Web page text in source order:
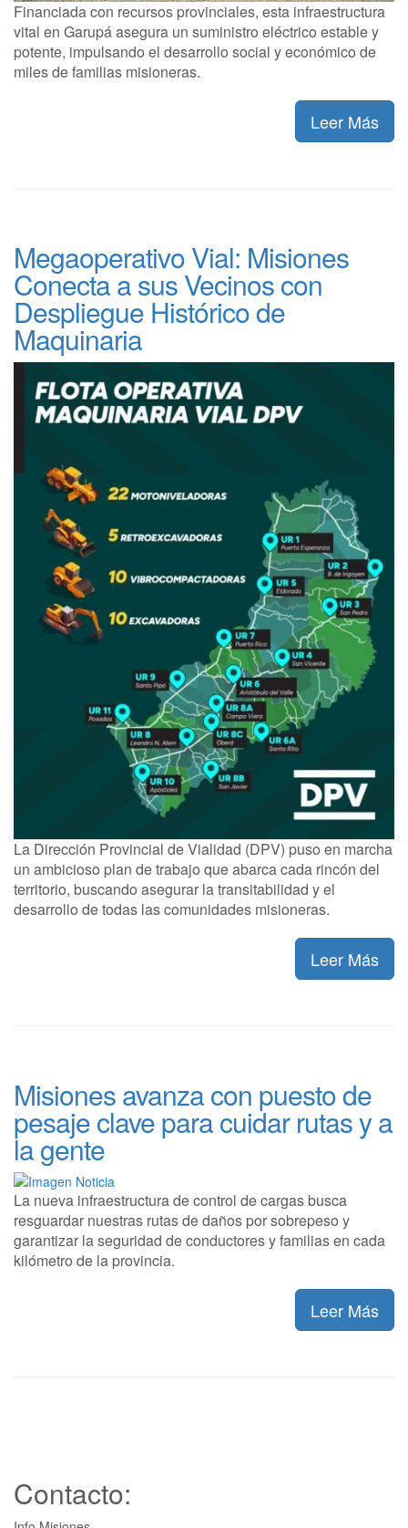
Financiada con recursos provinciales, esta infraestructura
vital en Garupá asegura un suministro eléctrico estable y
potente, impulsando el desarrollo social y económico de
miles de familias misioneras.
Leer Más
Megaoperativo Vial: Misiones
Conecta a sus Vecinos con
Despliegue Histórico de
Maquinaria
La Dirección Provincial de Vialidad (DPV) puso en marcha
un ambicioso plan de trabajo que abarca cada rincón del
territorio, buscando asegurar la transitabilidad y el
desarrollo de todas las comunidades misioneras.
Leer Más
Misiones avanza con puesto de
pesaje clave para cuidar rutas y a
la gente
La nueva infraestructura de control de cargas busca
resguardar nuestras rutas de daños por sobrepeso y
garantizar la seguridad de conductores y familias en cada
kilómetro de la provincia.
Leer Más
Contacto: